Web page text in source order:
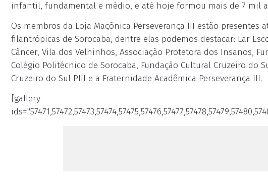
infantil, fundamental e médio, e até hoje formou mais de 7 mil
Os membros da Loja Maçônica Perseverança III estão
filantrópicas de Sorocaba, dentre elas podemos destacar: Lar
Câncer, Vila dos Velhinhos, Associação Protetora dos Insanos,
Colégio Politécnico de Sorocaba, Fundação Cultural Cruzeiro do
Cruzeiro do Sul PIII e a Fraternidade Acadêmica Perseverança III.
[gallery